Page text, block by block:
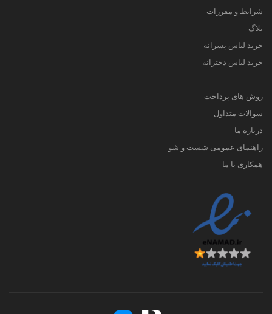
شرایط و مقررات
بلاگ
خرید لباس پسرانه
خرید لباس دخترانه
روش های پرداخت
سوالات متداول
درباره ما
راهنمای عمومی شست و شو
همکاری با ما